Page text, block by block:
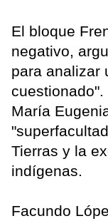
El bloque
negativo,
para analizar
María
Tierras y la
indígenas.
Facundo